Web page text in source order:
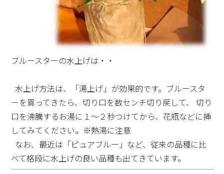
ブルースターの水上げは・・
水上げ方法は、「湯上げ」が効果的です。ブルースタ
ーを買ってきたら、切り口を数センチ切り戻して、 切り
口を沸騰するお湯に１～２秒つけてから、花瓶などに挿
してみてください。※熱湯に注意
なお、最近は「ピュアブルー」など、従来の品種に比
べて格段に水上げの良い品種も出てきています。